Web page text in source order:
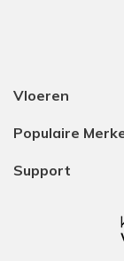
Vloeren
Populaire
Support